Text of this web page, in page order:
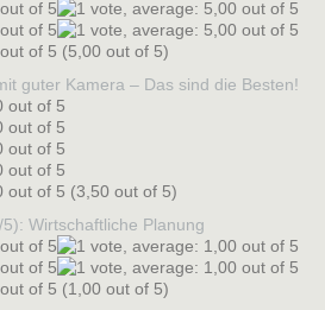
(5,00 out of 5)
guter Kamera – Das sind die Besten!
(3,50 out of 5)
Wirtschaftliche Planung
(1,00 out of 5)